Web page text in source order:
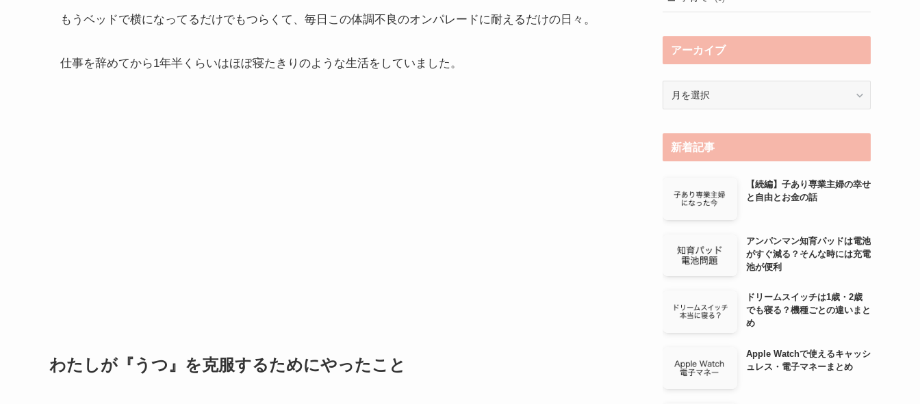
もうベッドで横になってるだけでもつらくて、毎日この体調不良のオンパレードに耐えるだけの日々。
仕事を辞めてから1年半くらいはほぼ寝たきりのような生活をしていました。
わたしが『うつ』を克服するためにやったこと
アーカイブ
イ
新着記事
【続編】子あり専業主婦の幸せ
と自由とお金の話
アンパンマン知育パッドは電池
がすぐ減る？そんな時には充電
池が便利
ドリームスイッチは1歳・2歳
でも寝る？機種ごとの違いまと
め
Apple Watchで使えるキャッシ
ュレス・電子マネーまとめ